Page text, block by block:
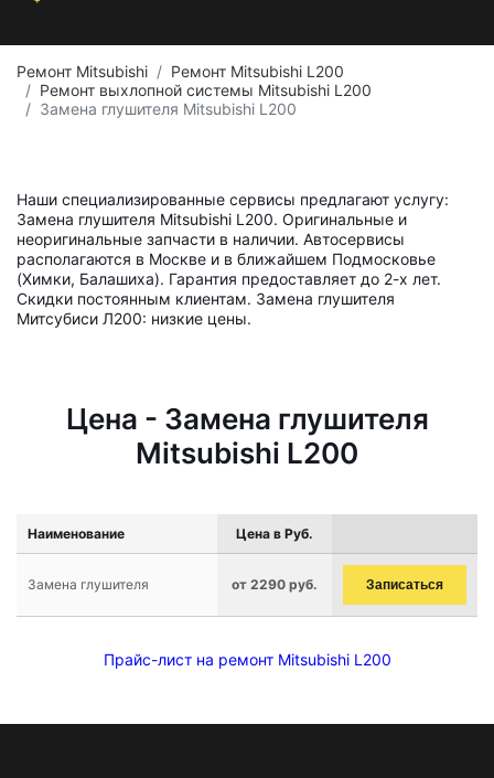
Ремонт Mitsubishi
Ремонт Mitsubishi L200
Ремонт выхлопной системы Mitsubishi L200
Замена глушителя Mitsubishi L200
Наши специализированные сервисы предлагают услугу:
Замена глушителя Mitsubishi L200. Оригинальные и
неоригинальные запчасти в наличии. Автосервисы
располагаются в Москве и в ближайшем Подмосковье
(Химки, Балашиха). Гарантия предоставляет до 2-х лет.
Скидки постоянным клиентам. Замена глушителя
Митсубиси Л200: низкие цены.
Цена - Замена глушителя
Mitsubishi L200
Наименование Цена в Руб.
Замена глушителя от 2290 руб. Записаться
Прайс-лист на ремонт Mitsubishi L200